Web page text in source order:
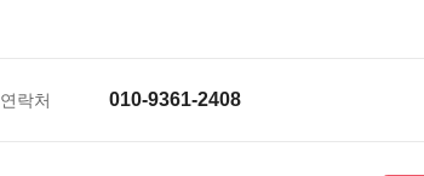
연락처 010-9361-2408